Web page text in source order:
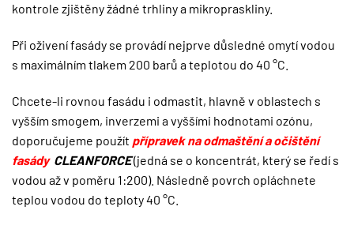
kontrole zjištěny žádné trhliny a mikropraskliny.
Při oživení fasády se provádí nejprve důsledné omytí vodou
s maximálním tlakem 200 barů a teplotou do 40 °C.
Chcete-li rovnou fasádu i odmastit, hlavně v oblastech s
vyšším smogem, inverzemi a vyššími hodnotami ozónu,
doporučujeme použít přípravek na odmaštění a očištění
fasády CLEANFORCE(jedná se o koncentrát, který se ředí s
vodou až v poměru 1:200). Následně povrch opláchnete
teplou vodou do teploty 40 °C.